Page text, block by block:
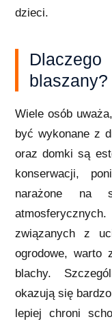
dzieci.
blaszany?
Wiele osób
być wykonane z
oraz domki są
konserwacji,
narażone na
związanych z
ogrodowe, warto
blachy.
okazują się
lepiej chroni